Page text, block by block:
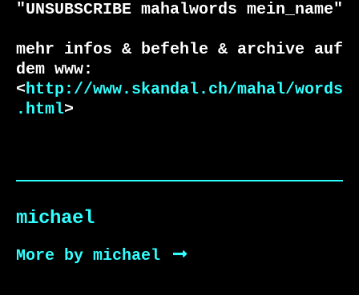
"UNSUBSCRIBE mahalwords mein_name"
mehr infos & befehle & archive auf
dem www:
<http://www.skandal.ch/mahal/words
.html>
michael
More by michael